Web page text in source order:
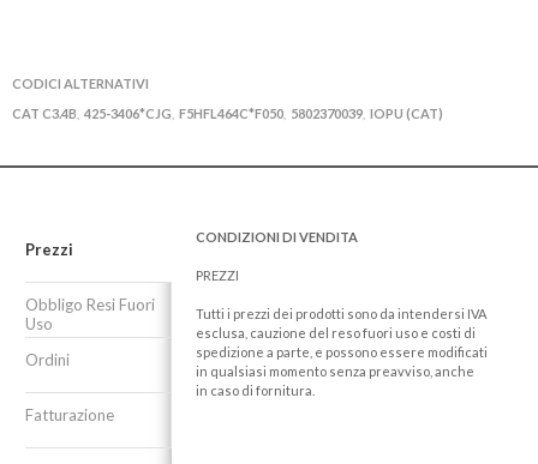
CODICI ALTERNATIVI
CAT C3.4B 425-3406*CJG F5HFL464C*F050 5802370039 IOPU (CAT)
Prezzi
Obbligo Resi Fuori
Uso
Ordini
Fatturazione
CONDIZIONI DI VENDITA
PREZZI
Tutti i prezzi dei prodotti sono da intendersi IVA
esclusa, cauzione del reso fuori uso e costi di
spedizione a parte, e possono essere modificati
in qualsiasi momento senza preavviso, anche
in caso di fornitura.